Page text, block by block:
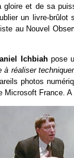
et de sa
un livre-brûlot
au Nouvel
Ichbiahpose
à réaliser
photos
Microsoft France.